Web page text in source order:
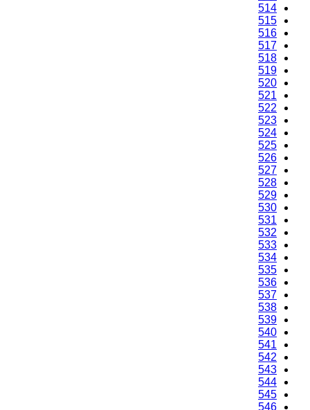
514
515
516
517
518
519
520
521
522
523
524
525
526
527
528
529
530
531
532
533
534
535
536
537
538
539
540
541
542
543
544
545
546